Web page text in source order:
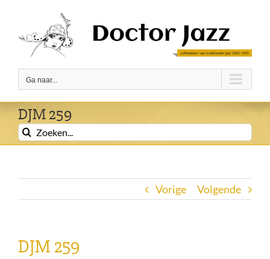
inhoud
Ga naar...
DJM 259
Zoeken
naar:
Vorige Volgende
DJM 259